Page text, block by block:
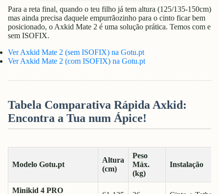
Para a reta final, quando o teu filho já tem altura (125/135-150cm)
mas ainda precisa daquele empurrãozinho para o cinto ficar bem
posicionado, o Axkid Mate 2 é uma solução prática. Temos com e
sem ISOFIX.
Ver Axkid Mate 2 (sem ISOFIX) na Gotu.pt
Ver Axkid Mate 2 (com ISOFIX) na Gotu.pt
Tabela Comparativa Rápida Axkid:
Encontra a Tua num Ápice!
Modelo Gotu.pt
Altura
(cm)
Peso
Máx.
(kg)
Instalação
Minikid 4 PRO